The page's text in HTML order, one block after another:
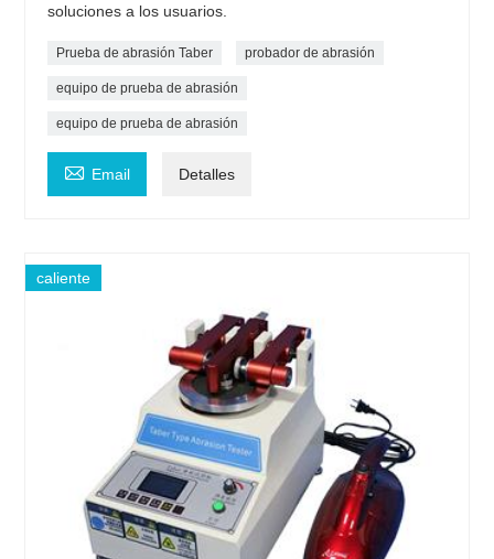
soluciones a los usuarios.
Prueba de abrasión Taber probador de abrasión
equipo de prueba de abrasión
equipo de prueba de abrasión
 Email Detalles
caliente